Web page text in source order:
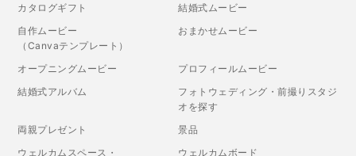
カタログギフト
結婚式ムービー
自作ムービー
（Canvaテンプレート）
おまかせムービー
オープニングムービー
プロフィールムービー
結婚式アルバム
フォトウェディング・前撮りスタジ
オを探す
両親プレゼント
景品
ウェルカムスペース・
ウェルカムボード